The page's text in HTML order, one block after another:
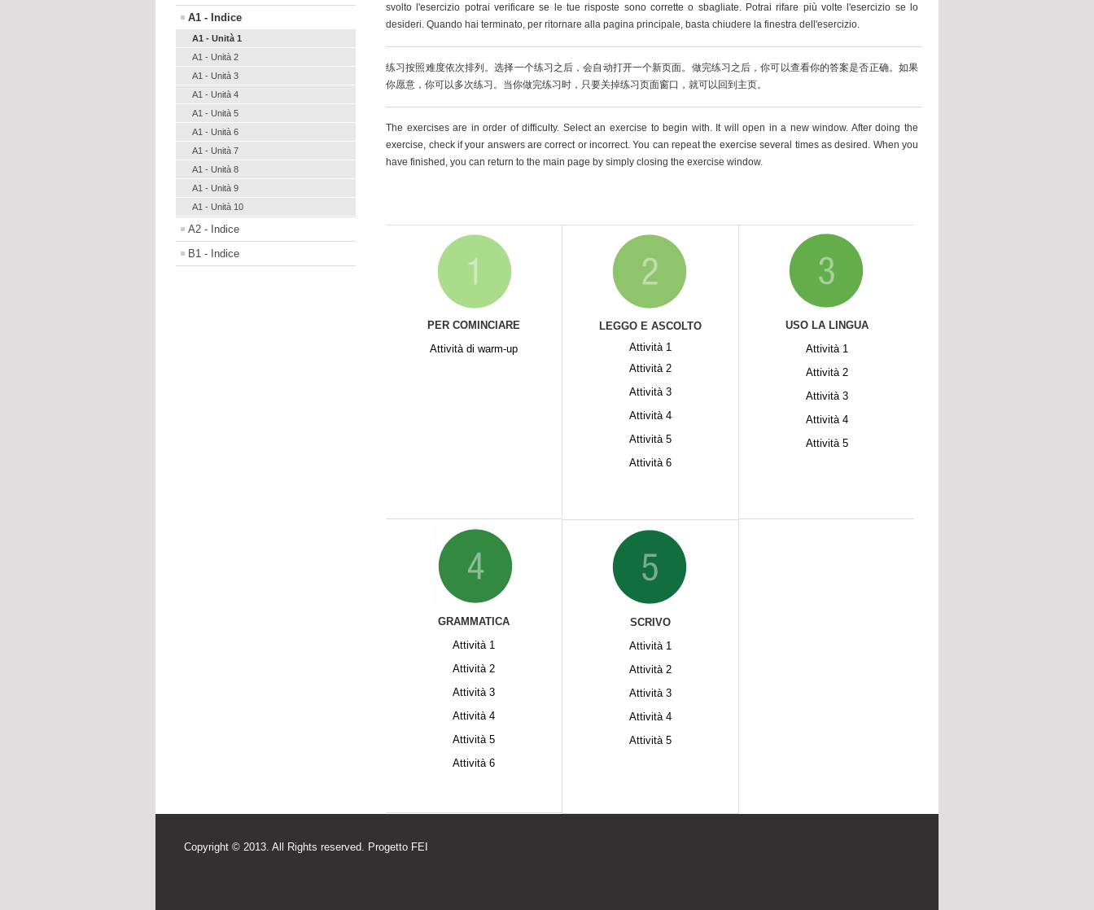
A1 - Indice
A1 - Unità 1
A1 - Unità 2
A1 - Unità 3
A1 - Unità 4
A1 - Unità 5
A1 - Unità 6
A1 - Unità 7
A1 - Unità 8
A1 - Unità 9
A1 - Unità 10
A2 - Indice
B1 - Indice
svolto l'esercizio potrai verificare se le tue risposte sono corrette o sbagliate. Potrai rifare più volte l'esercizio se lo
desideri. Quando hai terminato, per ritornare alla pagina principale, basta chiudere la finestra dell'esercizio.
练习按照难度依次排列。选择一个练习之后，会自动打开一个新页面。做完练习之后，你可以查看你的答案是否正确。如果
你愿意，你可以多次练习。当你做完练习时，只要关掉练习页面窗口，就可以回到主页。
The exercises are in order of difficulty. Select an exercise to begin with. It will open in a new window. After doing the
exercise, check if your answers are correct or incorrect. You can repeat the exercise several times as desired. When you
have finished, you can return to the main page by simply closing the exercise window.
PER COMINCIARE
Attività di warm-up
LEGGO E ASCOLTO
Attività 1
Attività 2
Attività 3
Attività 4
Attività 5
Attività 6
USO LA LINGUA
Attività 1
Attività 2
Attività 3
Attività 4
Attività 5
GRAMMATICA
Attività 1
Attività 2
Attività 3
Attività 4
Attività 5
Attività 6
SCRIVO
Attività 1
Attività 2
Attività 3
Attività 4
Attività 5
Copyright © 2013. All Rights reserved. Progetto FEI